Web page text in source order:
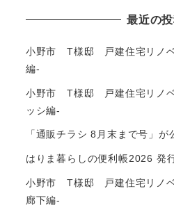
最近の
小野市 T様邸 戸建住宅リノベ
編-
小野市 T様邸 戸建住宅リノベ
ッシ編-
「通販チラシ 8月末まで号」が
はりま暮らしの便利帳2026 発
小野市 T様邸 戸建住宅リノベ
廊下編-